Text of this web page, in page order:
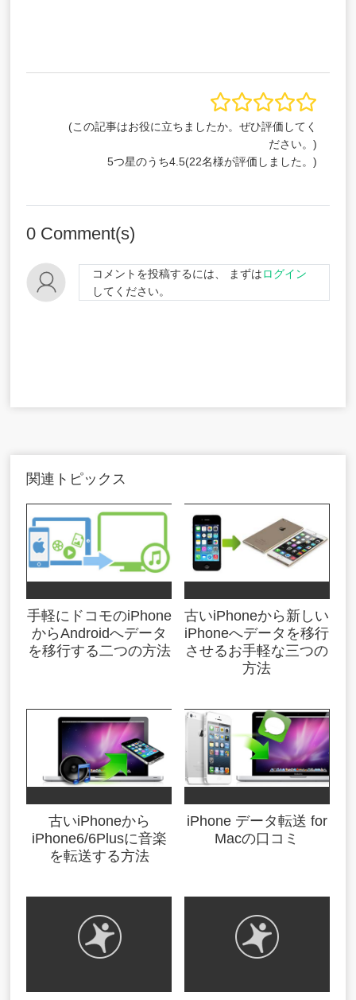
(この記事はお役に立ちましたか。ぜひ評価してく
ださい。)
5つ星のうち4.5(22名様が評価しました。)
0 Comment(s)
コメントを投稿するには、 まずはログイン
してください。
関連トピックス
手軽にドコモのiPhone
からAndroidへデータ
を移行する二つの方法
古いiPhoneから新しい
iPhoneへデータを移行
させるお手軽な三つの
方法
古いiPhoneから
iPhone6/6Plusに音楽
を転送する方法
iPhone データ転送 for
Macの口コミ